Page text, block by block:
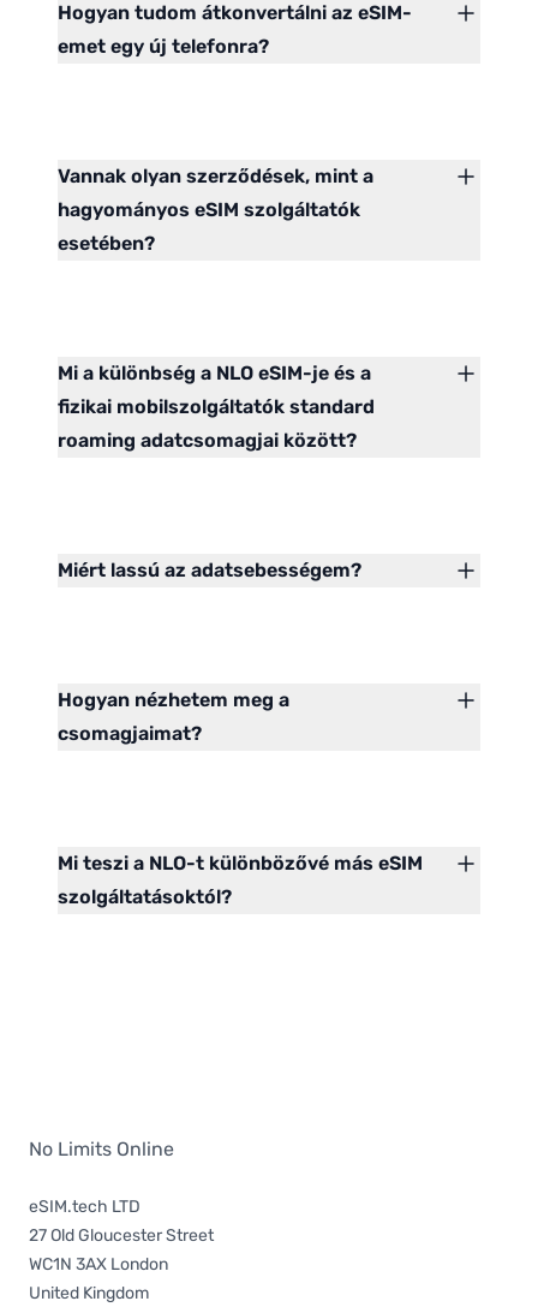
Hogyan tudom átkonvertálni az eSIM-
emet egy új telefonra?
Vannak olyan szerződések, mint a
hagyományos eSIM szolgáltatók
esetében?
Mi a különbség a NLO eSIM-je és a
fizikai mobilszolgáltatók standard
roaming adatcsomagjai között?
Miért lassú az adatsebességem?
Hogyan nézhetem meg a
csomagjaimat?
Mi teszi a NLO-t különbözővé más eSIM
szolgáltatásoktól?
No Limits Online
eSIM.tech LTD
27 Old Gloucester Street
WC1N 3AX London
United Kingdom